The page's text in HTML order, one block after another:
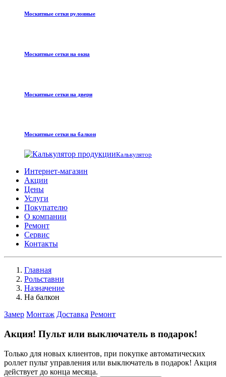
Москитные сетки рулонные
Москитные сетки на окна
Москитные сетки на двери
Москитные сетки на балкон
Калькулятор
Интернет-магазин
Акции
Цены
Услуги
Покупателю
О компании
Ремонт
Сервис
Контакты
Главная
Рольставни
Назначение
На балкон
Замер Монтаж Доставка Ремонт
Акция! Пультили выключатель в подарок!
Только для новых клиентов, при покупке автоматических
роллет пульт управления или выключатель в подарок! Акция
действует до конца месяца.